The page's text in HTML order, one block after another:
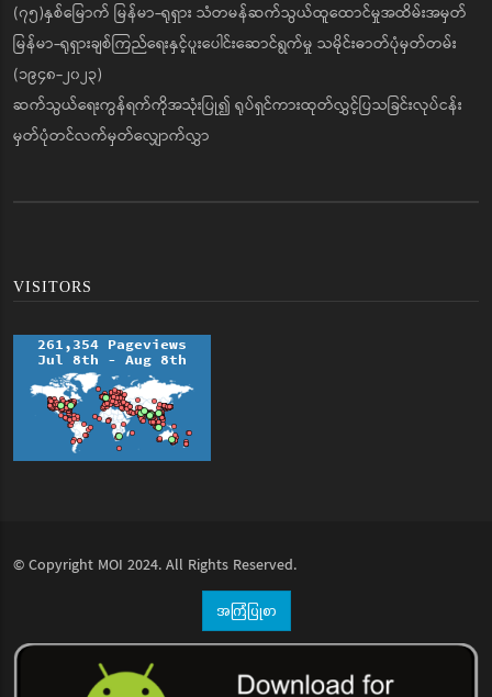
(၇၅)နှစ်မြောက် မြန်မာ-ရုရှား သံတမန်ဆက်သွယ်ထူထောင်မှုအထိမ်းအမှတ်
မြန်မာ-ရုရှားချစ်ကြည်ရေးနှင့်ပူးပေါင်းဆောင်ရွက်မှု သမိုင်းဓာတ်ပုံမှတ်တမ်း
(၁၉၄၈-၂၀၂၃)
ဆက်သွယ်ရေးကွန်ရက်ကိုအသုံးပြု၍ ရုပ်ရှင်ကားထုတ်လွှင့်ပြသခြင်းလုပ်ငန်း
မှတ်ပုံတင်လက်မှတ်လျှောက်လွှာ
VISITORS
© Copyright MOI 2024. All Rights Reserved.
အကြံပြုစာ